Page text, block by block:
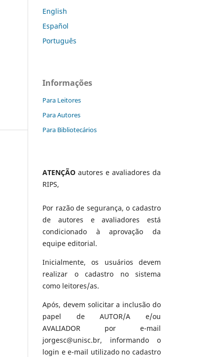
English
Español
Português
Informações
Para Leitores
Para Autores
Para Bibliotecários
ATENÇÃO autores e avaliadores da
RIPS,
Por razão de segurança, o cadastro
de autores e avaliadores está
condicionado à aprovação da
equipe editorial.
Inicialmente, os usuários devem
realizar o cadastro no sistema
como leitores/as.
Após, devem solicitar a inclusão do
papel de AUTOR/A e/ou
AVALIADOR por e-mail
jorgesc@unisc.br, informando o
login e e-mail utilizado no cadastro